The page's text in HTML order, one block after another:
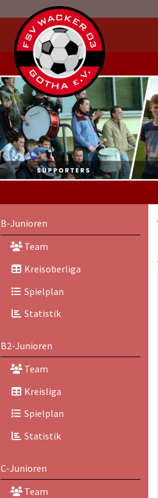
B-Junioren
Team
Kreisoberliga
Spielplan
Statistik
B2-Junioren
Team
Kreisliga
Spielplan
Statistik
C-Junioren
Team